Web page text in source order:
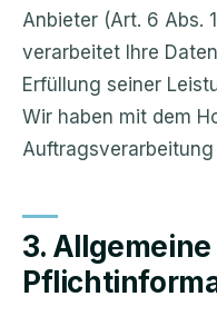
Anbieter (Art. 6 Abs.
verarbeitet Ihre
Erfüllung seiner
Wir haben mit dem
3.